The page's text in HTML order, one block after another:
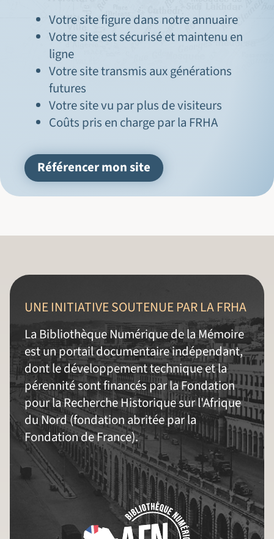
Votre site figure dans notre annuaire
Votre site est sécurisé et maintenu en
ligne
Votre site transmis aux générations
futures
Votre site vu par plus de visiteurs
Coûts pris en charge par la FRHA
Référencer mon site
UNE INITIATIVE SOUTENUE PAR LA FRHA
La Bibliothèque Numérique de la Mémoire
est un portail documentaire indépendant,
dont le développement technique et la
pérennité sont financés par la Fondation
pour la Recherche Historique sur l'Afrique
du Nord (fondation abritée par la
Fondation de France).